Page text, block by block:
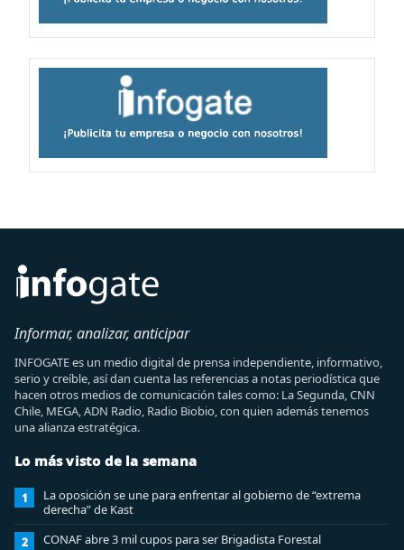
Informar, analizar, anticipar
INFOGATE es un medio digital de prensa independiente, informativo,
serio y creíble, así dan cuenta las referencias a notas periodística que
hacen otros medios de comunicación tales como: La Segunda, CNN
Chile, MEGA, ADN Radio, Radio Biobio, con quien además tenemos
una alianza estratégica.
Lo más visto de la semana
1
La oposición se une para enfrentar al gobierno de “extrema
derecha” de Kast
2 CONAF abre 3 mil cupos para ser Brigadista Forestal